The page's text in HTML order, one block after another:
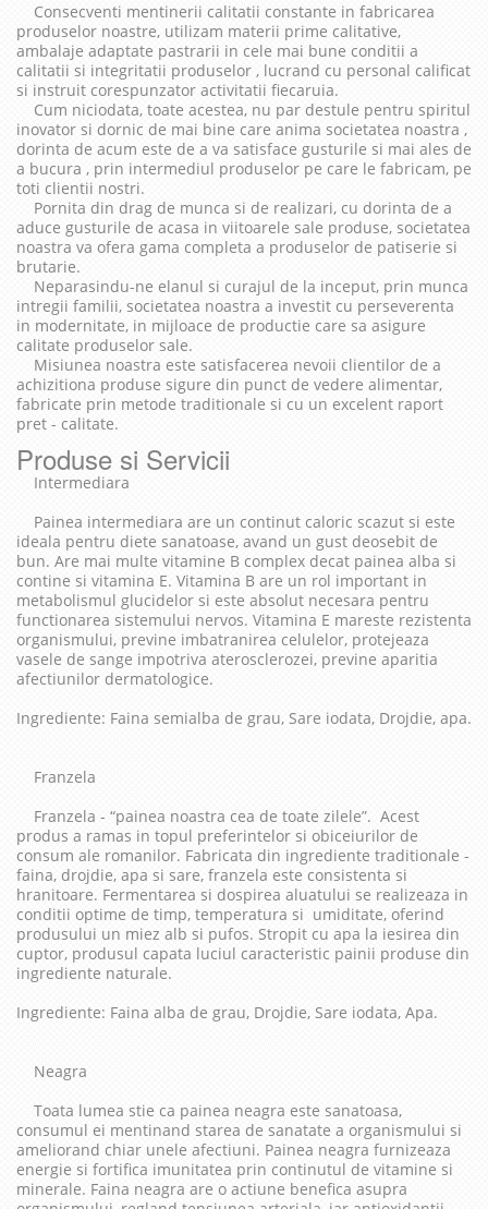
Consecventi mentinerii calitatii constante in fabricarea
produselor noastre, utilizam materii prime calitative,
ambalaje adaptate pastrarii in cele mai bune conditii a
calitatii si integritatii produselor , lucrand cu personal calificat
si instruit corespunzator activitatii fiecaruia.
Cum niciodata, toate acestea, nu par destule pentru spiritul
inovator si dornic de mai bine care anima societatea noastra ,
dorinta de acum este de a va satisface gusturile si mai ales de
a bucura , prin intermediul produselor pe care le fabricam, pe
toti clientii nostri.
Pornita din drag de munca si de realizari, cu dorinta de a
aduce gusturile de acasa in viitoarele sale produse, societatea
noastra va ofera gama completa a produselor de patiserie si
brutarie.
Neparasindu-ne elanul si curajul de la inceput, prin munca
intregii familii, societatea noastra a investit cu perseverenta
in modernitate, in mijloace de productie care sa asigure
calitate produselor sale.
Misiunea noastra este satisfacerea nevoii clientilor de a
achizitiona produse sigure din punct de vedere alimentar,
fabricate prin metode traditionale si cu un excelent raport
pret - calitate.
Produse si Servicii
Intermediara
Painea intermediara are un continut caloric scazut si este
ideala pentru diete sanatoase, avand un gust deosebit de
bun. Are mai multe vitamine B complex decat painea alba si
contine si vitamina E. Vitamina B are un rol important in
metabolismul glucidelor si este absolut necesara pentru
functionarea sistemului nervos. Vitamina E mareste rezistenta
organismului, previne imbatranirea celulelor, protejeaza
vasele de sange impotriva aterosclerozei, previne aparitia
afectiunilor dermatologice.
Ingrediente: Faina semialba de grau, Sare iodata, Drojdie, apa.
Franzela
Franzela - “painea noastra cea de toate zilele”. Acest
produs a ramas in topul preferintelor si obiceiurilor de
consum ale romanilor. Fabricata din ingrediente traditionale -
faina, drojdie, apa si sare, franzela este consistenta si
hranitoare. Fermentarea si dospirea aluatului se realizeaza in
conditii optime de timp, temperatura si umiditate, oferind
produsului un miez alb si pufos. Stropit cu apa la iesirea din
cuptor, produsul capata luciul caracteristic painii produse din
ingrediente naturale.
Ingrediente: Faina alba de grau, Drojdie, Sare iodata, Apa.
Neagra
Toata lumea stie ca painea neagra este sanatoasa,
consumul ei mentinand starea de sanatate a organismului si
ameliorand chiar unele afectiuni. Painea neagra furnizeaza
energie si fortifica imunitatea prin continutul de vitamine si
minerale. Faina neagra are o actiune benefica asupra